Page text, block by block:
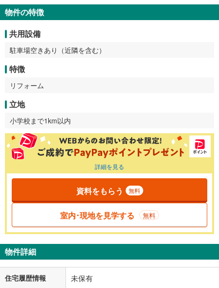
物件の特徴
共用設備
駐車場空きあり（近隣を含む）
特徴
リフォーム
立地
小学校まで1km以内
詳細を見る
資料をもらう 無料
室内･現地を見学する 無料
物件詳細
住宅履歴情報 未保有